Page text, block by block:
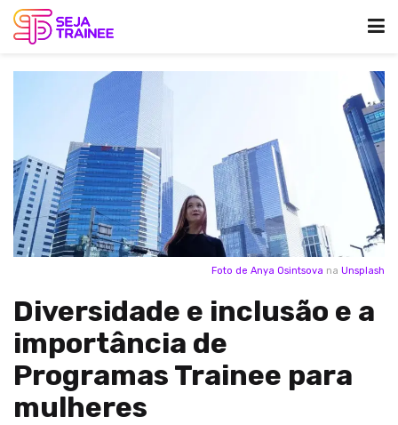
Foto de Anya Osintsova na Unsplash
Diversidade e inclusão e a
importância de
Programas Trainee para
mulheres